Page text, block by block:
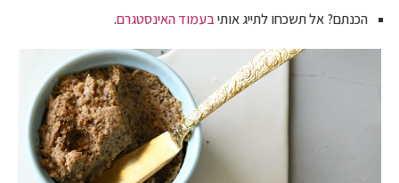
הכנתם? אל תשכחו לתייג אותיבעמוד האינסטגרם.